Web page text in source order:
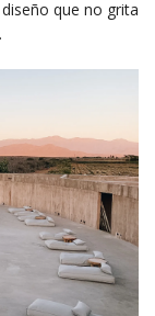
que no grita